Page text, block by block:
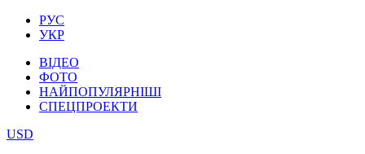
РУС
УКР
ВІДЕО
ФОТО
НАЙПОПУЛЯРНІШІ
СПЕЦПРОЕКТИ
USD